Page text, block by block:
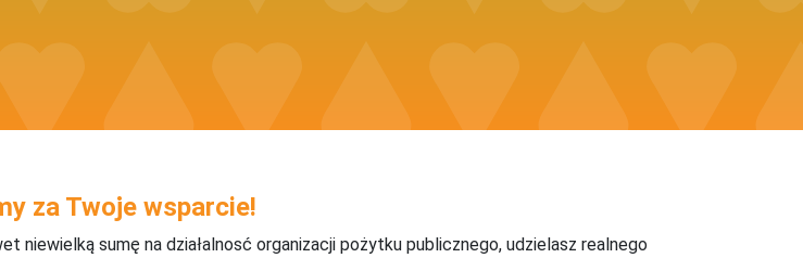
za Twoje wsparcie!
niewielką sumę na działalnosć organizacji pożytku publicznego, udzielasz realnego